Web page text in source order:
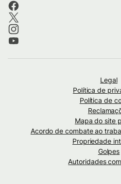
Legal
Política de
Política de
Mapa do site
Acordo de combate ao
Propriedade
Golpes
Autoridades